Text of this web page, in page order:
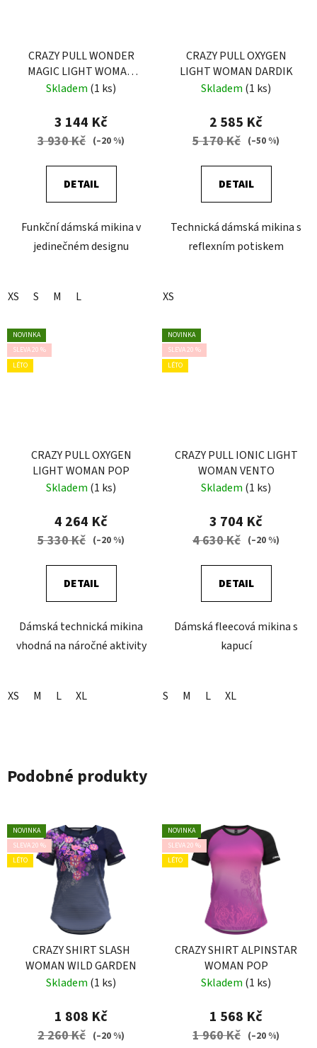
CRAZY PULL WONDER
MAGIC LIGHT WOMAN
MANDALA
Skladem (1 ks)
3 144 Kč
3 930 Kč (–20 %)
DETAIL
Funkční dámská mikina v
jedinečném designu
XS S M L
CRAZY PULL OXYGEN
LIGHT WOMAN DARDIK
Skladem (1 ks)
2 585 Kč
5 170 Kč (–50 %)
DETAIL
Technická dámská mikina s
reflexním potiskem
XS
NOVINKA
SLEVA 20 %
LÉTO
CRAZY PULL OXYGEN
LIGHT WOMAN POP
Skladem (1 ks)
4 264 Kč
5 330 Kč (–20 %)
DETAIL
Dámská technická mikina
vhodná na náročné aktivity
XS M L XL
NOVINKA
SLEVA 20 %
LÉTO
CRAZY PULL IONIC LIGHT
WOMAN VENTO
Skladem (1 ks)
3 704 Kč
4 630 Kč (–20 %)
DETAIL
Dámská fleecová mikina s
kapucí
S M L XL
Podobné produkty
NOVINKA
SLEVA 20 %
LÉTO
CRAZY SHIRT SLASH
WOMAN WILD GARDEN
Skladem (1 ks)
1 808 Kč
2 260 Kč (–20 %)
NOVINKA
SLEVA 20 %
LÉTO
CRAZY SHIRT ALPINSTAR
WOMAN POP
Skladem (1 ks)
1 568 Kč
1 960 Kč (–20 %)